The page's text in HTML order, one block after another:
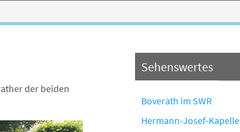
der beiden
Sehenswertes
Boverath im SWR
Hermann-Josef-Kapelle